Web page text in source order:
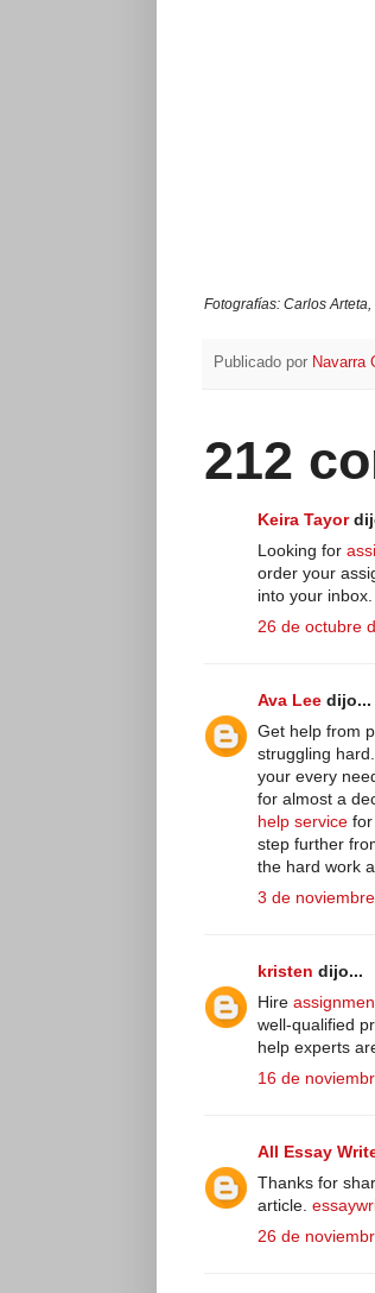
Fotografías: Carlos
Publicado por Navarra
212
Keira Tayor
Looking for
order your
into your inbox.
26 de octubre
Ava Lee dijo...
Get help from
struggling
your every
for almost a
help service
step further
the hard work
3 de
kristen dijo...
Hire
well-qualified
help experts
16 de
All Essay
Thanks for
article.
26 de